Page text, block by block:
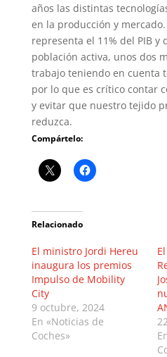
años las distintas
en la producción y
representa el 11% del PIB y
población activa, unos dos
trabajo teniendo en cuenta
por lo que es crítico contar
y evitar que nuestro tejido
reduzca.
Compártelo:
Relacionado
El ministro Jordi Hereu
inaugura los premios
Impulso de Mobility
City
9 octubre, 2024
En «Noticias de
Coches»